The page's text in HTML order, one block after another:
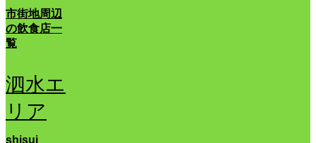
市街地周辺
の飲食店一
覧
泗水エ
リア
shisui